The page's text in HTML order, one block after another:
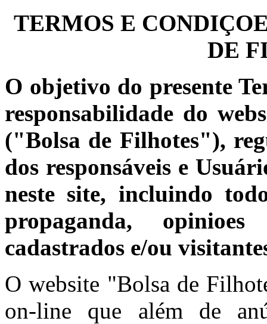
TERMOS E
DE
O objetivo do presente
responsabilidade do
("Bolsa de Filhotes"),
dos responsáveis e
neste site, incluindo
propaganda,
cadastrados e/ou
O website "Bolsa de
on-line que além de